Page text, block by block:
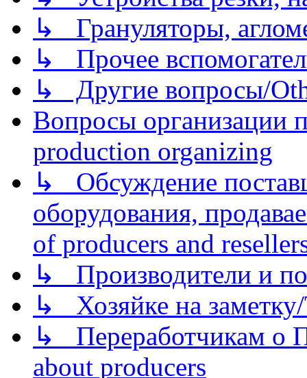
↳ Грануляторы,
↳ Прочее
↳ Другие вопросы/
Вопросы организации
production organizing
↳ Обсуждение
оборудования,
of producers and
↳ Производители и
↳ Хозяйке на
↳ Переработчикам о
about producers